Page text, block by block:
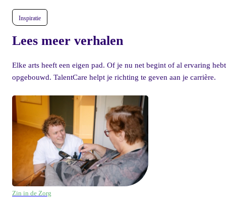
Inspiratie
Lees meer verhalen
Elke arts heeft een eigen pad. Of je nu net begint of al ervaring hebt
opgebouwd. TalentCare helpt je richting te geven aan je carrière.
Zin in de Zorg